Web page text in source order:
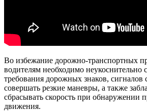
Во избежание дорожно-транспортных
водителям необходимо
требования дорожных знаков, сигналов
совершать резкие маневры, а также
сбрасывать скорость при обнаружении
движения.